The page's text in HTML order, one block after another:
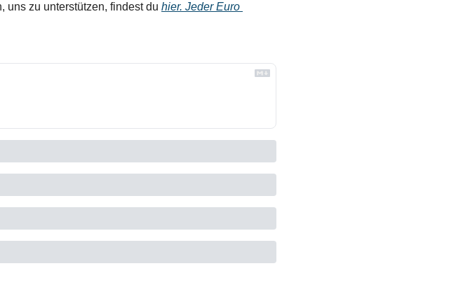
uns zu unterstützen, findest du hier. Jeder Euro